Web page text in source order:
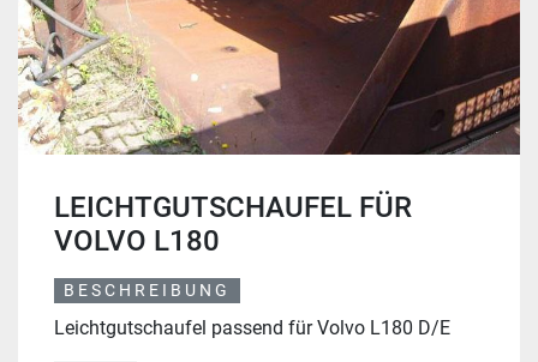
LEICHTGUTSCHAUFEL FÜR
VOLVO L180
BESCHREIBUNG
Leichtgutschaufel passend für Volvo L180 D/E